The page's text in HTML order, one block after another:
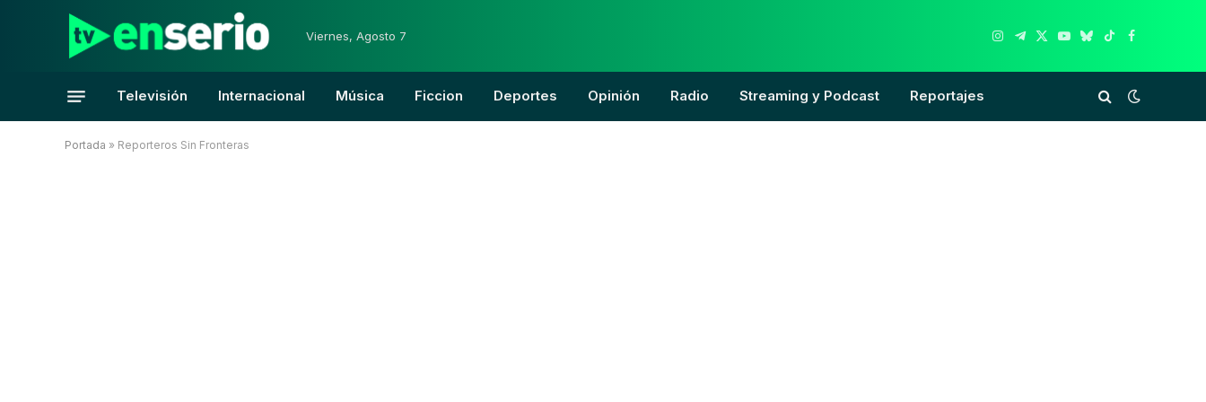
Viernes, Agosto 7
Instagram
Telegram
X
YouTube
Bluesky
TikTokFacebook
Televisión Internacional Música Ficcion Deportes Opinión Radio Streaming y Podcast Reportajes
Portada » Reporteros Sin Fronteras